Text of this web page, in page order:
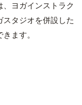
ヨガインストラク
タジオを併設した
ます。